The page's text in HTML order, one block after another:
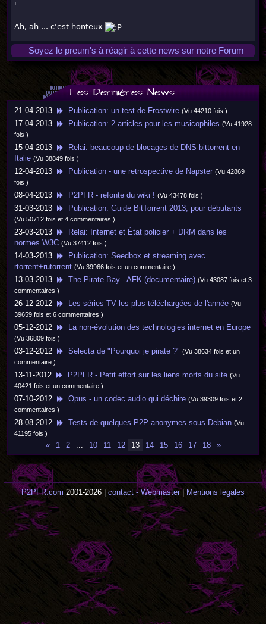
'
Ah, ah ... c'est honteux
Soyez le preum's à réagir à cette news sur notre Forum
Les Dernières News
21-04-2013 Publication: un test de Frostwire (Vu 44210 fois )
17-04-2013 Publication: 2 articles pour les musicophiles (Vu 41928
fois )
15-04-2013
Relai: beaucoup de blocages de DNS bittorrent en
Italie (Vu 38849 fois )
12-04-2013 Publication - une retrospective de Napster (Vu 42869
fois )
08-04-2013 P2PFR - refonte du wiki ! (Vu 43478 fois )
31-03-2013 Publication: Guide BitTorrent 2013, pour débutants
(Vu 50712 fois et 4 commentaires )
23-03-2013
Relai: Internet et État policier + DRM dans les
normes W3C (Vu 37412 fois )
14-03-2013
Publication: Seedbox et streaming avec
rtorrent+rutorrent (Vu 39966 fois et un commentaire )
13-03-2013 The Pirate Bay - AFK (documentaire) (Vu 43087 fois et 3
commentaires )
26-12-2012 Les séries TV les plus téléchargées de l'année (Vu
39659 fois et 6 commentaires )
05-12-2012 La non-évolution des technologies internet en Europe
(Vu 36809 fois )
03-12-2012 Selecta de "Pourquoi je pirate ?" (Vu 38634 fois et un
commentaire )
13-11-2012 P2PFR - Petit effort sur les liens morts du site (Vu
40421 fois et un commentaire )
07-10-2012 Opus - un codec audio qui déchire (Vu 39309 fois et 2
commentaires )
28-08-2012 Tests de quelques P2P anonymes sous Debian (Vu
41195 fois )
« 1 2 10 11 12 13 14 15 16 17 18 »
P2PFR.com 2001-2026 | contact - Webmaster| Mentions légales